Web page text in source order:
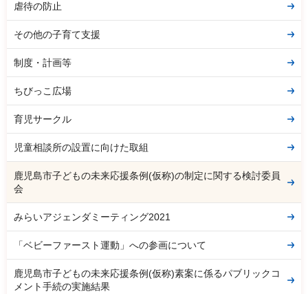
虐待の防止
その他の子育て支援
制度・計画等
ちびっこ広場
育児サークル
児童相談所の設置に向けた取組
鹿児島市子どもの未来応援条例(仮称)の制定に関する検討委員
会
みらいアジェンダミーティング2021
「ベビーファースト運動」への参画について
鹿児島市子どもの未来応援条例(仮称)素案に係るパブリックコ
メント手続の実施結果